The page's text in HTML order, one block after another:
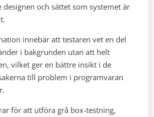
designen och sättet som systemet är
innebär att testaren vet en del
i bakgrunden utan att helt
vilket ger en bättre insikt i de
till problem i programvaran
för att utföra grå box-testning,